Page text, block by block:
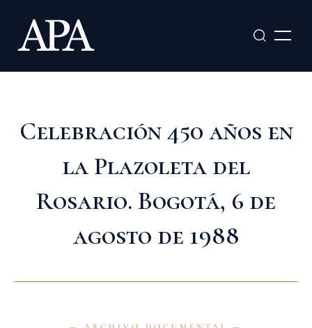
contenido
Celebración 450 años en
la Plazoleta del
Rosario. Bogotá, 6 de
agosto de 1988